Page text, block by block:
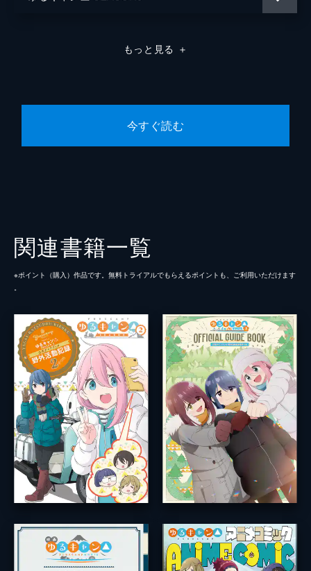
もっと見る ＋
今すぐ読む
関連書籍一覧
※ポイント（購⼊）作品です。無料トライアルでもらえるポイントも、ご利⽤いただけます
。